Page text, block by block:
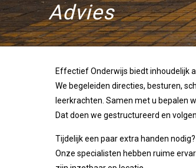
Advies
Effectief Onderwijs biedt inhoudelijk
We begeleiden directies, besturen,
leerkrachten. Samen met u bepalen
Dat doen we gestructureerd en
Tijdelijk een paar extra handen
Onze specialisten hebben ruime